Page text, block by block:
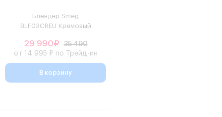
Блендер Smeg
BLF03CREU Кремовый
29 990₽
35 490
от 14 995 ₽ по Трейд-ин
В корзину